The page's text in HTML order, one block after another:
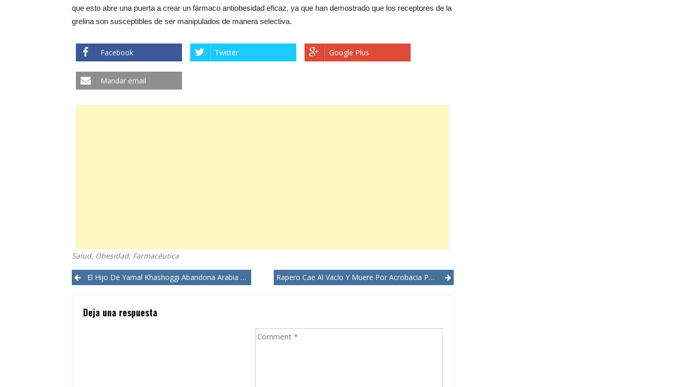
que esto abre una puerta a crear un fármaco antiobesidad eficaz, ya que han demostrado que los receptores de la
grelina son susceptibles de ser manipulados de manera selectiva.
Facebook Twitter Google Plus
Mandar email
Salud, Obesidad, Farmacéutica
PostEl Hijo De Yamal Khashoggi Abandona Arabia Saudí Rapero Cae Al Vacío Y Muere Por Acrobacia Para Video
Deja una respuesta